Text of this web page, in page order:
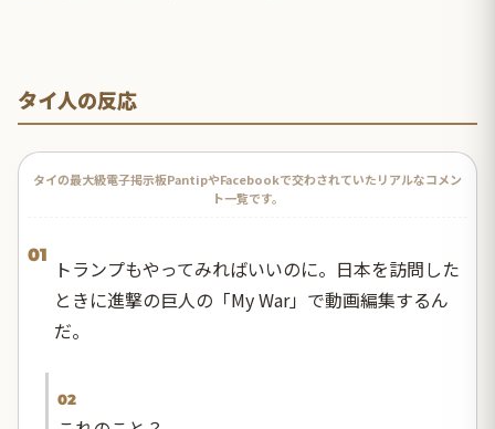
タイ人の反応
タイの最大級電子掲示板PantipやFacebookで交わされていたリアルなコメン
ト一覧です。
01
トランプもやってみればいいのに。日本を訪問した
ときに進撃の巨人の「My War」で動画編集するん
だ。
02